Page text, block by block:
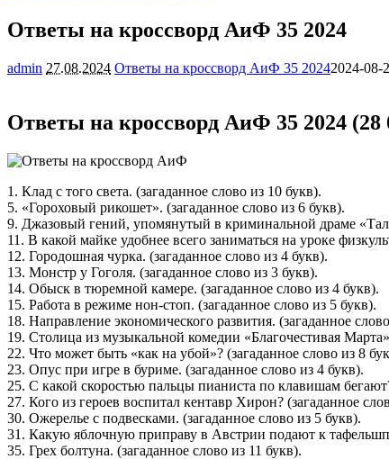
Ответы на кроссворд АиФ 35 2024
admin 27.08.2024 Ответы на кроссворд АиФ 35 20242024-08-
Ответы на кроссворд АиФ 35 2024 (28
1. Клад с того света. (загаданное слово из 10 букв).
5. «Гороховый рикошет». (загаданное слово из 6 букв).
9. Джазовый гений, упомянутый в криминальной драме
11. В какой майке удобнее всего заниматься на уроке
12. Городошная чурка. (загаданное слово из 4 букв).
13. Монстр у Гоголя. (загаданное слово из 3 букв).
14. Обыск в тюремной камере. (загаданное слово из 4 букв).
15. Работа в режиме нон-стоп. (загаданное слово из 5 букв).
18. Направление экономического развития. (загаданное
19. Столица из музыкальной комедии «Благочестивая
22. Что может быть «как на убой»? (загаданное слово из 8
23. Опус при игре в буриме. (загаданное слово из 4 букв).
25. С какой скоростью пальцы пианиста по клавишам
27. Кого из героев воспитал кентавр Хирон? (загаданное
30. Ожерелье с подвесками. (загаданное слово из 5 букв).
31. Какую яблочную приправу в Австрии подают к
35. Грех болтуна. (загаданное слово из 11 букв).